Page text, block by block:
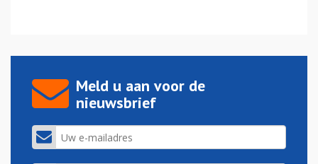
Meld u aan voor de
nieuwsbrief